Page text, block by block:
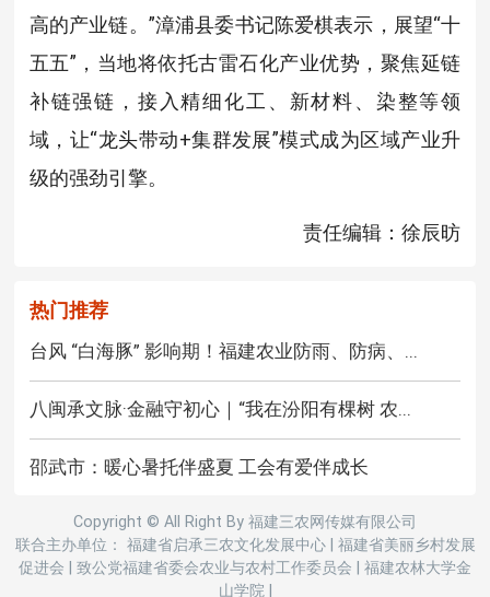
高的产业链。”漳浦县委书记陈爱棋表示，展望“十
五五”，当地将依托古雷石化产业优势，聚焦延链
补链强链，接入精细化工、新材料、染整等领
域，让“龙头带动+集群发展”模式成为区域产业升
级的强劲引擎。
责任编辑：徐辰昉
热门推荐
台风 “白海豚” 影响期！福建农业防雨、防病、...
八闽承文脉·金融守初心｜“我在汾阳有棵树 农...
邵武市：暖心暑托伴盛夏 工会有爱伴成长
Copyright © All Right By 福建三农网传媒有限公司
联合主办单位： 福建省启承三农文化发展中心
福建省美丽乡村发展
促进会
致公党福建省委会农业与农村工作委员会
福建农林大学金
山学院